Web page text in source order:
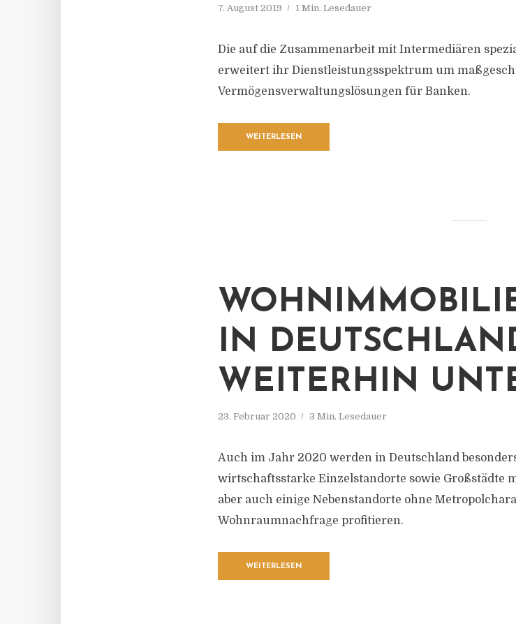
7. August 2019 1 Min. Lesedauer
Die auf die Zusammenarbeit mit Intermediären
erweitert ihr Dienstleistungsspektrum um
Vermögensverwaltungslösungen für Banken.
WEITERLESEN
IN
WEITERHIN
23. Februar 2020 3 Min. Lesedauer
Auch im Jahr 2020 werden in Deutschland
wirtschaftsstarke Einzelstandorte sowie Großstädte
aber auch einige Nebenstandorte ohne
Wohnraumnachfrage profitieren.
WEITERLESEN